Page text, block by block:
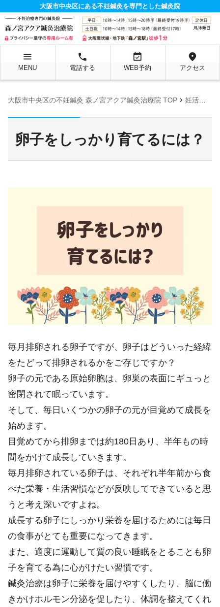
大阪市中央区にある不妊鍼灸を専門とした鍼灸院
menu
MENU
local_phone
電話する
event_available
WEB予約
location_on
アクセス
大阪市中央区の不妊鍼灸 森ノ宮アクア鍼灸治療院 TOP chevron_right 妊活お役立ち情報ページ
卵子をしっかり育てるには？
毎月排卵される卵子ですが、卵子はどういった経緯
をたどって排卵されるかをご存じですか？
卵子の元である原始卵胞は、卵巣の表面にギュっと
密閉されて眠っています。
そして、毎日いくつかの卵子の元が目覚めて成長を
始めます。
目覚めてから排卵までは約180日あり、半年もの時
間をかけて成長していきます。
毎月排卵されている卵子は、それぞれ半年前から食
べた栄養・生活習慣などが反映してできていると思
うと考え深いですよね。
成長する卵子にしっかり栄養を届けるためには毎日
の食事がとても重要になってきます。
また、適度に運動して質の良い睡眠をとることも卵
子を育てる為に心がけたい習慣です。
鍼灸治療は卵子に栄養を届けやすくしたり、脳に働
きかけホルモン分泌を促したり、体調を整えてくれ